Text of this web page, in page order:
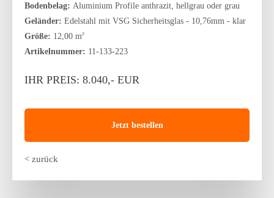
Bodenbelag: Aluminium Profile anthrazit, hellgrau oder grau
Geländer: Edelstahl mit VSG Sicherheitsglas - 10,76mm - klar
Größe: 12,00 m2
Artikelnummer: 11-133-223
IHR PREIS: 8.040,- EUR
Jetzt bestellen
< zurück